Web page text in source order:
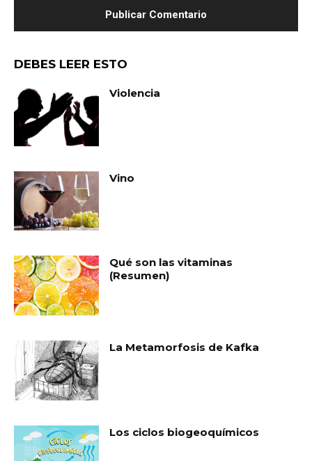
DEBES LEER ESTO
Violencia
Vino
Qué son las vitaminas
(Resumen)
La Metamorfosis de Kafka
Los ciclos biogeoquímicos